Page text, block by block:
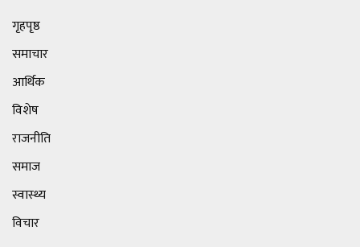
गृहपृष्ठ
समाचार
आर्थिक
विशेष
राजनीति
समाज
स्वास्थ्य
विचार